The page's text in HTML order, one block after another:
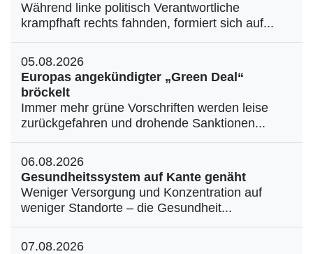
Während linke politisch Verantwortliche
krampfhaft rechts fahnden, formiert sich auf...
05.08.2026
Europas angekündigter „Green Deal“
bröckelt
Immer mehr grüne Vorschriften werden leise
zurückgefahren und drohende Sanktionen...
06.08.2026
Gesundheitssystem auf Kante genäht
Weniger Versorgung und Konzentration auf
weniger Standorte – die Gesundheit...
07.08.2026